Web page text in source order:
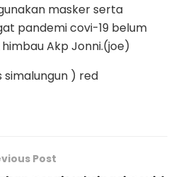
masker serta
pandemi covi-19 belum
Akp Jonni.(joe)
simalungun ) red
Post